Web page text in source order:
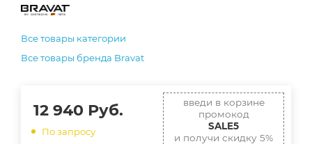
Все товары категории
Все товары бренда Bravat
12 940 Руб.
По запросу
введи в корзине
промокод
SALE5
и получи скидку 5%